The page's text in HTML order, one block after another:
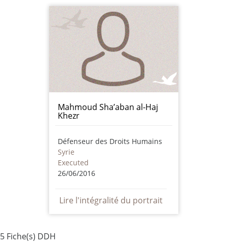
Mahmoud Sha’aban al-Haj
Khezr
Défenseur des Droits Humains
Syrie
Executed
26/06/2016
Lire l'intégralité du portrait
5 Fiche(s) DDH